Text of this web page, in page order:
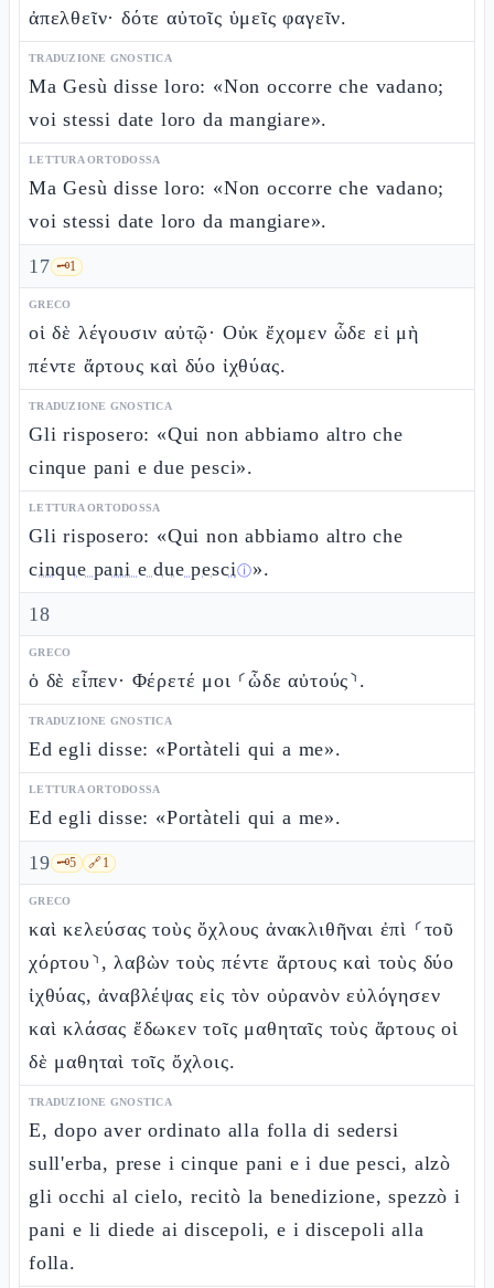
ἀπελθεῖν· δότε αὐτοῖς ὑμεῖς φαγεῖν.
TRADUZIONE GNOSTICA
Ma Gesù disse loro: «Non occorre che vadano;
voi stessi date loro da mangiare».
LETTURA ORTODOSSA
Ma Gesù disse loro: «Non occorre che vadano;
voi stessi date loro da mangiare».
17 🗝️1
GRECO
οἱ δὲ λέγουσιν αὐτῷ· Οὐκ ἔχομεν ὧδε εἰ μὴ
πέντε ἄρτους καὶ δύο ἰχθύας.
TRADUZIONE GNOSTICA
Gli risposero: «Qui non abbiamo altro che
cinque pani e due pesci».
LETTURA ORTODOSSA
Gli risposero: «Qui non abbiamo altro che
cinque pani e due pesciⓘ».
18
GRECO
ὁ δὲ εἶπεν· Φέρετέ μοι ⸂ὧδε αὐτούς⸃.
TRADUZIONE GNOSTICA
Ed egli disse: «Portàteli qui a me».
LETTURA ORTODOSSA
Ed egli disse: «Portàteli qui a me».
19 🗝️5 🔗1
GRECO
καὶ κελεύσας τοὺς ὄχλους ἀνακλιθῆναι ἐπὶ ⸂τοῦ
χόρτου⸃, λαβὼν τοὺς πέντε ἄρτους καὶ τοὺς δύο
ἰχθύας, ἀναβλέψας εἰς τὸν οὐρανὸν εὐλόγησεν
καὶ κλάσας ἔδωκεν τοῖς μαθηταῖς τοὺς ἄρτους οἱ
δὲ μαθηταὶ τοῖς ὄχλοις.
TRADUZIONE GNOSTICA
E, dopo aver ordinato alla folla di sedersi
sull'erba, prese i cinque pani e i due pesci, alzò
gli occhi al cielo, recitò la benedizione, spezzò i
pani e li diede ai discepoli, e i discepoli alla
folla.